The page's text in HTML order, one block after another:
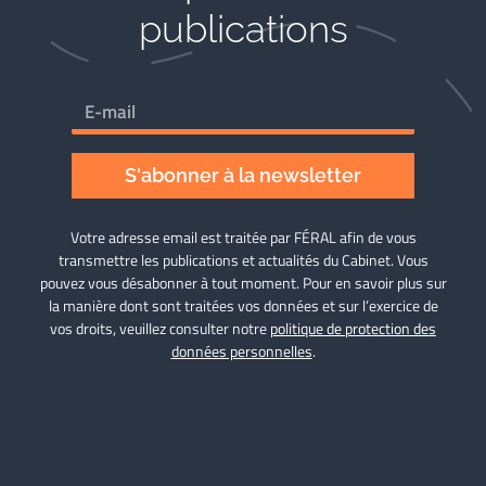
publications
S'abonner à la newsletter
Votre adresse email est traitée par FÉRAL afin de vous
transmettre les publications et actualités du Cabinet. Vous
pouvez vous désabonner à tout moment. Pour en savoir plus sur
la manière dont sont traitées vos données et sur l’exercice de
vos droits, veuillez consulter notrepolitique de protection des
données personnelles.